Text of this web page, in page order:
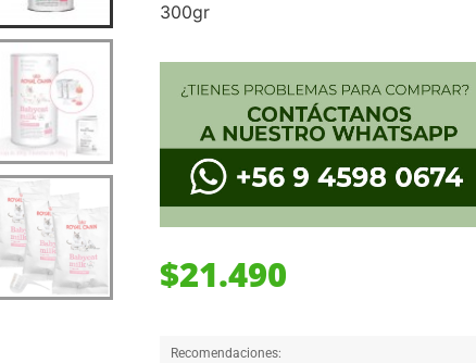
300gr
$21.490
Recomendaciones: